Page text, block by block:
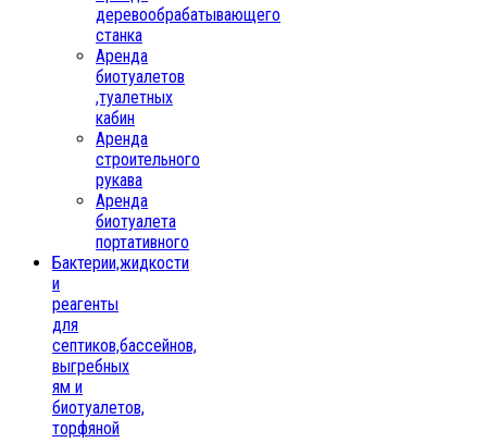
деревообрабатывающего
станка
Аренда
биотуалетов
,туалетных
кабин
Аренда
строительного
рукава
Аренда
биотуалета
портативного
Бактерии,жидкости
и
реагенты
для
септиков,бассейнов,
выгребных
ям и
биотуалетов,
торфяной